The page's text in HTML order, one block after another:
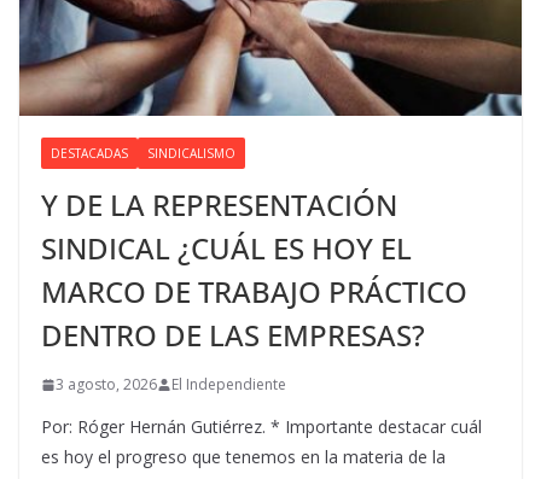
DESTACADAS SINDICALISMO
Y DE LA REPRESENTACIÓN
SINDICAL ¿CUÁL ES HOY EL
MARCO DE TRABAJO PRÁCTICO
DENTRO DE LAS EMPRESAS?
3 agosto, 2026 El Independiente
Por: Róger Hernán Gutiérrez. * Importante destacar cuál
es hoy el progreso que tenemos en la materia de la